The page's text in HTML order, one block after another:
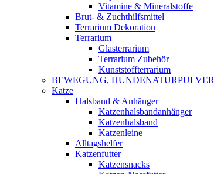
Vitamine & Mineralstoffe
Brut- & Zuchthilfsmittel
Terrarium Dekoration
Terrarium
Glasterrarium
Terrarium Zubehör
Kunststoffterrarium
BEWEGUNG, HUNDENATURPULVER
Katze
Halsband & Anhänger
Katzenhalsbandanhänger
Katzenhalsband
Katzenleine
Alltagshelfer
Katzenfutter
Katzensnacks